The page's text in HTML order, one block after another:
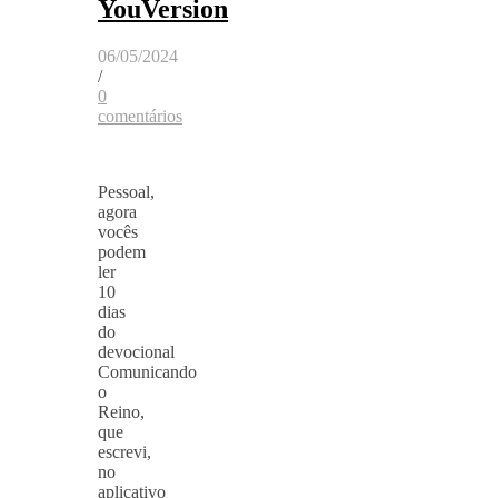
YouVersion
06/05/2024
/
0
comentários
Pessoal,
agora
vocês
podem
ler
10
dias
do
devocional
Comunicando
o
Reino,
que
escrevi,
no
aplicativo